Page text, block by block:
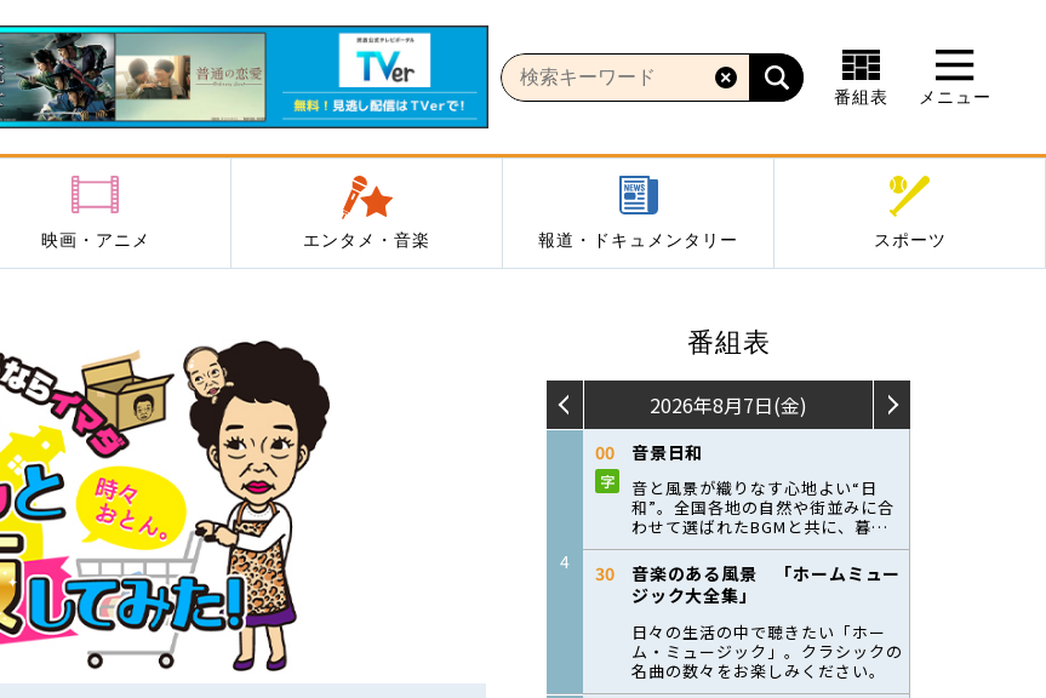
番組表 メニュー
映画・アニメ エンタメ・音楽 報道・ドキュメンタリー スポーツ
番組表